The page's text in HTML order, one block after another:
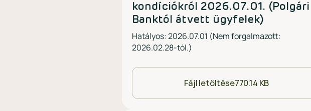
kondíciókról 2026.07.01. (Polgári
Banktól átvett ügyfelek)
Hatályos: 2026.07.01 (Nem forgalmazott:
2026.02.28-tól.)
Fájl letöltése770.14 KB